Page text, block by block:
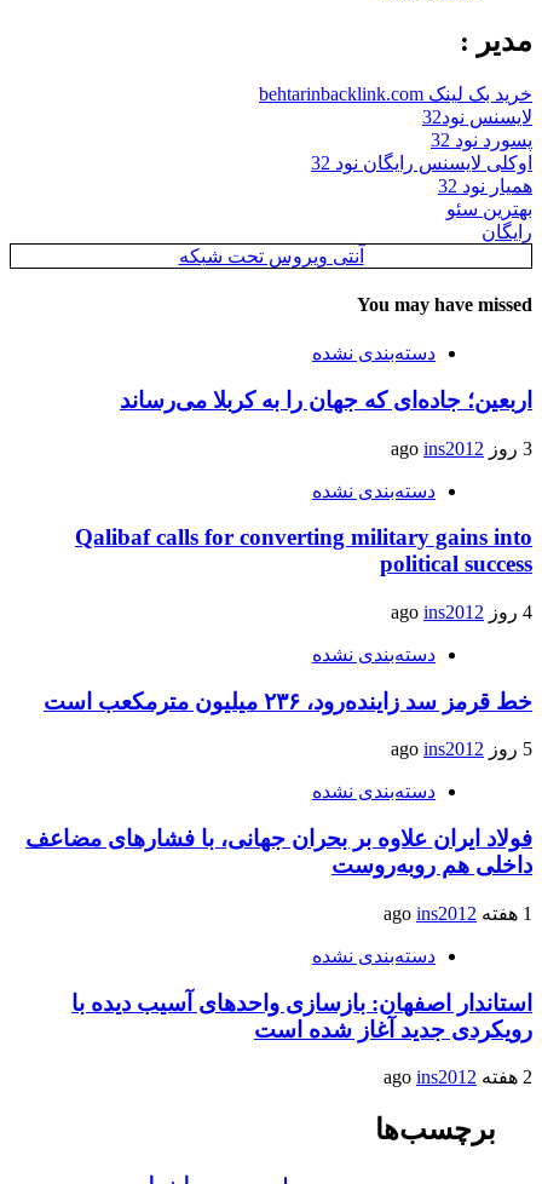
مدیر :
خرید بک لینک behtarinbacklink.com
لایسنس نود32
پسورد نود 32
اوکلی لایسنس رایگان نود 32
همیار نود 32
بهترین سئو
رایگان
آنتی ویروس تحت شبکه
You may have missed
دسته‌بندی نشده
اربعین؛ جاده‌ای که جهان را به کربلا می‌رساند
3 روز ago ins2012
دسته‌بندی نشده
Qalibaf calls for converting military gains into
political success
4 روز ago ins2012
دسته‌بندی نشده
خط قرمز سد زاینده‌رود، ۲۳۶ میلیون مترمکعب است
5 روز ago ins2012
دسته‌بندی نشده
فولاد ایران علاوه بر بحران جهانی، با فشارهای مضاعف
داخلی هم روبه‌روست
1 هفته ago ins2012
دسته‌بندی نشده
استاندار اصفهان: بازسازی واحدهای آسیب دیده با
رویکردی جدید آغاز شده است
2 هفته ago ins2012
برچسب‌ها